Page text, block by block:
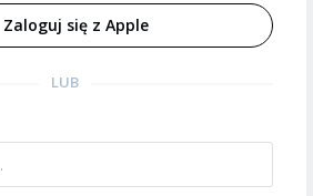
Zaloguj się z Apple
LUB